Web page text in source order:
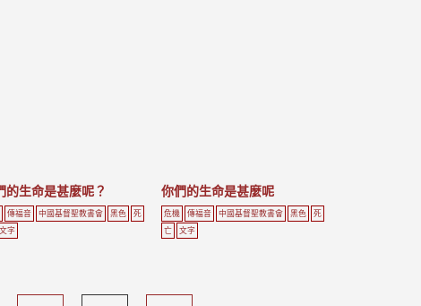
的生命是甚麼呢？
傳福音 中國基督聖教書會 黑色
死
文字
你們的生命是甚麼呢
危機 傳福音 中國基督聖教書會 黑色
死
亡
文字